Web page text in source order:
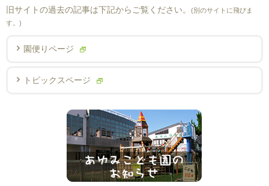
旧サイトの過去の記事は下記からご覧ください。
(別のサイトに飛びま
す。)
園便りページ
トピックスページ